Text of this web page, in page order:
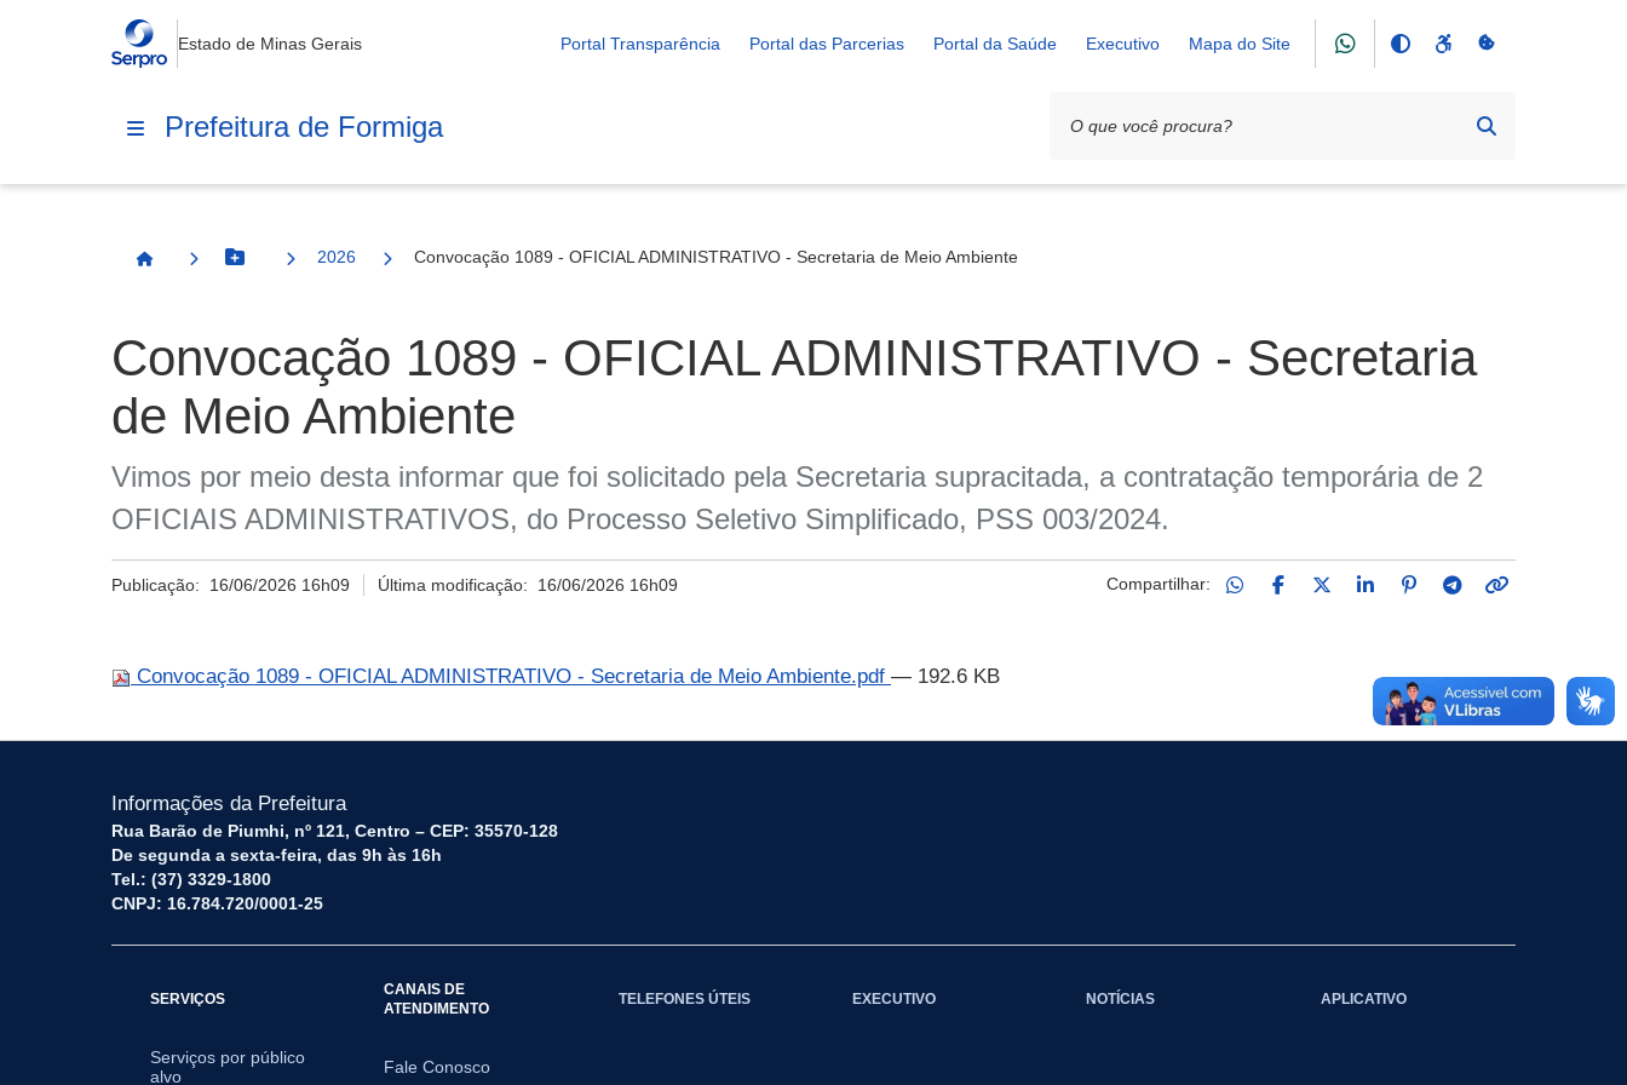
Estado de Minas Gerais Portal Transparência Portal das Parcerias Portal da Saúde Executivo Mapa do Site
Prefeitura de Formiga
Página InicialBotão Menu
2026 Convocação 1089 - OFICIAL ADMINISTRATIVO - Secretaria de Meio Ambiente
Convocação 1089 - OFICIAL ADMINISTRATIVO - Secretaria
de Meio Ambiente
Vimos por meio desta informar que foi solicitado pela Secretaria supracitada, a contratação temporária de 2
OFICIAIS ADMINISTRATIVOS, do Processo Seletivo Simplificado, PSS 003/2024.
Publicação: 16/06/2026 16h09 Última modificação: 16/06/2026 16h09 Compartilhar:
Convocação 1089 - OFICIAL ADMINISTRATIVO - Secretaria de Meio Ambiente.pdf — 192.6 KB
Informações da Prefeitura
Rua Barão de Piumhi, nº 121, Centro – CEP: 35570-128
De segunda a sexta-feira, das 9h às 16h
Tel.: (37) 3329-1800
CNPJ: 16.784.720/0001-25
SERVIÇOS
Serviços por público
alvo
CANAIS DE
ATENDIMENTO
Fale Conosco
TELEFONES ÚTEIS EXECUTIVO NOTÍCIAS APLICATIVO